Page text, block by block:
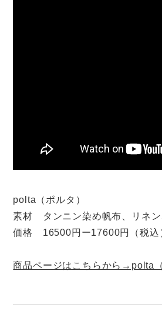
polta（ポルタ）
素材 タンニン染め帆布、リネン
価格 16500円ー17600円（税込
商品ページはこちらから→polta（